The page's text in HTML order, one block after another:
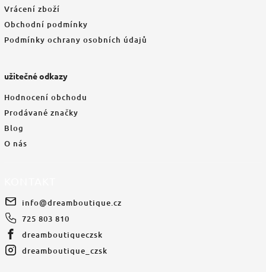
Vrácení zboží
Obchodní podmínky
Podmínky ochrany osobních údajů
užitečné odkazy
Hodnocení obchodu
Prodávané značky
Blog
O nás
info@dreamboutique.cz
725 803 810
dreamboutiqueczsk
dreamboutique_czsk